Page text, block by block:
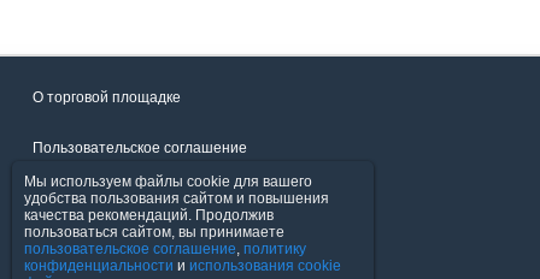
О торговой площадке
Пользовательское соглашение
Политика конфиденциальности
Продавцы
Мы используем файлы cookie для вашего
удобства пользования сайтом и повышения
качества рекомендаций. Продолжив
пользоваться сайтом, вы принимаете
пользовательское соглашение, политику
конфиденциальности и использования cookie